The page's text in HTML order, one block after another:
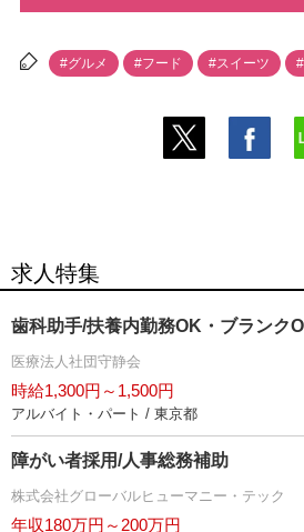
#グルメ #フード #スイーツ
求人特集
歯科助手/扶養内勤務OK・ブランク
医療法人社団守静会
時給1,300円～1,500円
アルバイト・パート / 東京都
障がい者採用/人事総務補助
株式会社グローバルヒューマニー・テック
年収180万円～200万円